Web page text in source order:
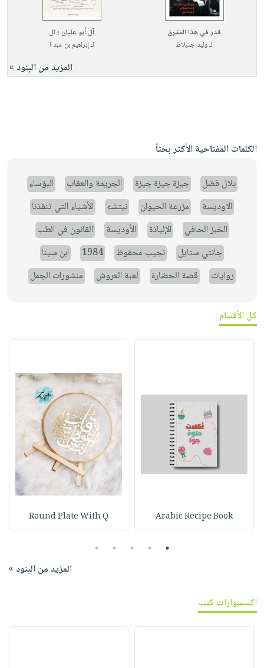
قدر في هذا المشرق
لـوليد جنبلاط
آل أبو عليان ؛ ال
لـإبراهيم بن عبد ا
المزيد من البنود »
الكلمات المفتاحية الأكثر بحثاً
بلال فضل جيزة جيزة جيزة الجريمة والعقاب
البؤساء
الاوديسة
مزرعة الحيوان نيتشه
الأشياء التي تنقذنا
الخبز الحافي
الإلياذة الأوديسة
القانون في الطب
جانتي ستايل
نجيب محفوظ 1984
ابن سينا
روايات
قصة الحضارة لعبة العروش منشورات الجمل
كل الأقسام
Arabic Recipe Book
Round Plate With Q
1
2
3
4
5
المزيد من البنود »
اكسسوارات كتب